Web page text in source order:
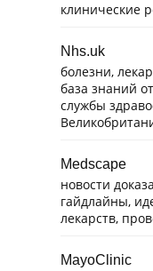
клинические
Nhs.uk
болезни,
база знаний
службы
Medscape
новости
гайдлайны,
лекарств,
MayoClinic